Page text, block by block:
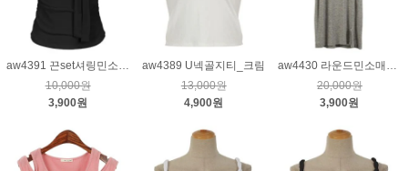
10,000원
3,900원
aw4389 U넥골지티_크림
13,000원
4,900원
20,000원
3,900원